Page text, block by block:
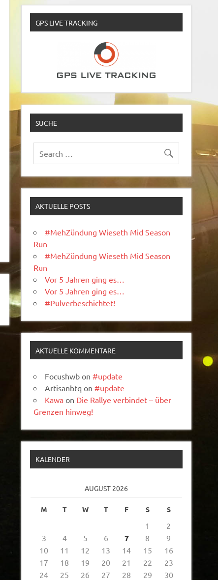
GPS LIVE TRACKING
SUCHE
AKTUELLE POSTS
#MehZündung Wieseth Mid Season
Run
#MehZündung Wieseth Mid Season
Run
Vor 5 Jahren ging es…
Vor 5 Jahren ging es…
#Pulverbeschichtet!
AKTUELLE KOMMENTARE
Focushwb on#update
Artisanbtq on#update
Kawa on Die Rallye verbindet – über
Grenzen hinweg!
KALENDER
AUGUST 2026
M T W T F S S
1
2
3
4 5 6 7 8
9
10
11 12 13 14 15
16
17
18 19 20 21 22
23
24
25 26 27 28 29 30